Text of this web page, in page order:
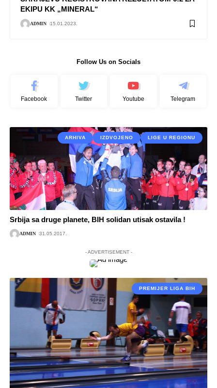
EKIPU KK „MINERAL“
ADMIN 15.01.2023.
Follow Us on Socials
Facebook Twitter Youtube Telegram
ARHIVA IZDVOJENO LIGE U REGIONU
Srbija sa druge planete, BIH solidan utisak ostavila !
ADMIN 31.05.2017.
- ADVERTISEMENT -
PREMIJER LIGA BIH